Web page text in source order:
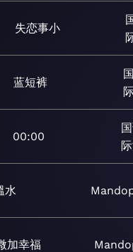
失恋事小
蓝短裤
00:00
水
加幸福